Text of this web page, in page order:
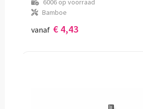
6006op voorraad
Bamboe
vanaf € 4,43